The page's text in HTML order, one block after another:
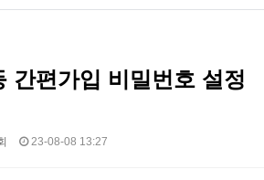
간편가입 비밀번호 설정
23-08-08 13:27